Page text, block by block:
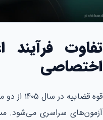
تفاوت
اختصاصی
قوه
آزمون‌های سراسری می‌شود.